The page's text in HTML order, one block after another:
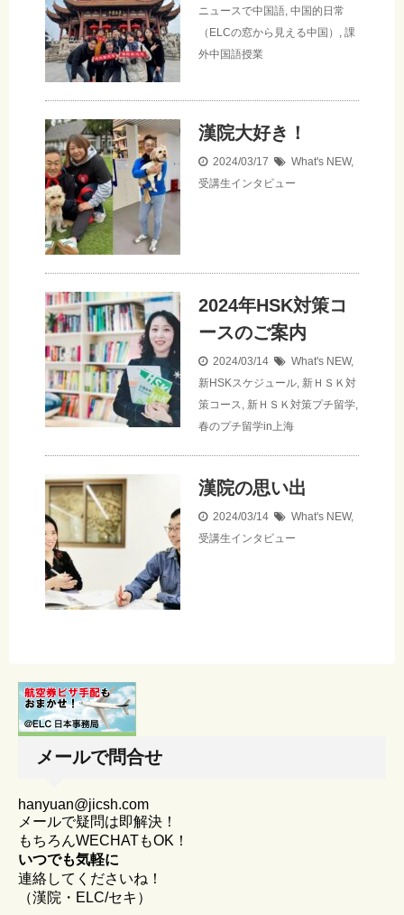
ニュースで中国語, 中国的日常
（ELCの窓から見える中国） , 課
外中国語授業
漢院大好き！
2024/03/17 What's NEW,
受講生インタビュー
2024年HSK対策コ
ースのご案内
2024/03/14 What's NEW,
新HSKスケジュール, 新ＨＳＫ対
策コース, 新ＨＳＫ対策プチ留学,
春のプチ留学in上海
漢院の思い出
2024/03/14 What's NEW,
受講生インタビュー
メールで問合せ
hanyuan@jicsh.com
メールで疑問は即解決！
もちろんWECHATもOK！
いつでも気軽に
連絡してくださいね！
（漢院・ELC/セキ）